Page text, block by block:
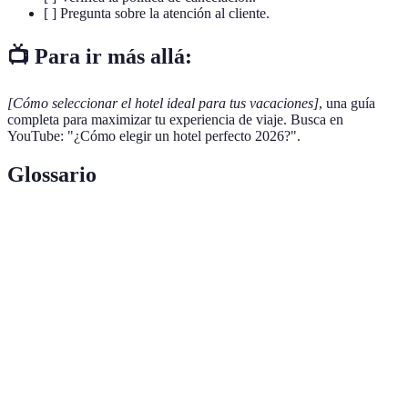
[ ] Pregunta sobre la atención al cliente.
📺 Para ir más allá:
[Cómo seleccionar el hotel ideal para tus vacaciones], una guía
completa para maximizar tu experiencia de viaje. Busca en
YouTube: "¿Cómo elegir un hotel perfecto 2026?".
Glossario